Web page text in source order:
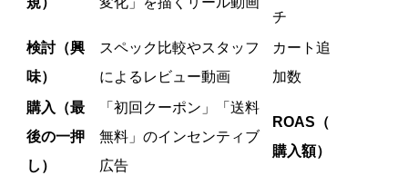
チ
検討（興
味）
スペック比較やスタッフ
によるレビュー動画
カート追
加数
購入（最
後の一押
し）
「初回クーポン」「送料
無料」のインセンティブ
広告
ROAS（
購入額）